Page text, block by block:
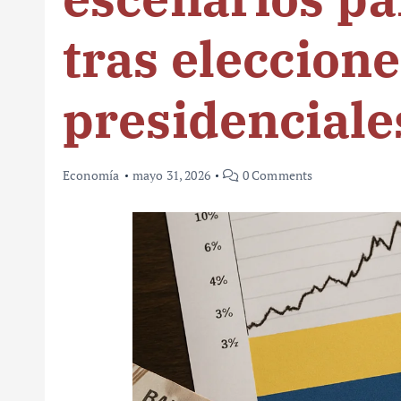
tras
Economía mayo 31, 2026 0 Comments